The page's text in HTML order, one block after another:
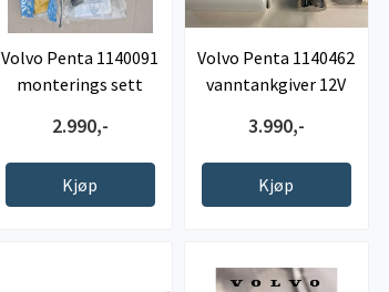
Volvo Penta 1140091
monterings sett
2.990,-
Kjøp
Volvo Penta 1140462
vanntankgiver 12V
3.990,-
Kjøp